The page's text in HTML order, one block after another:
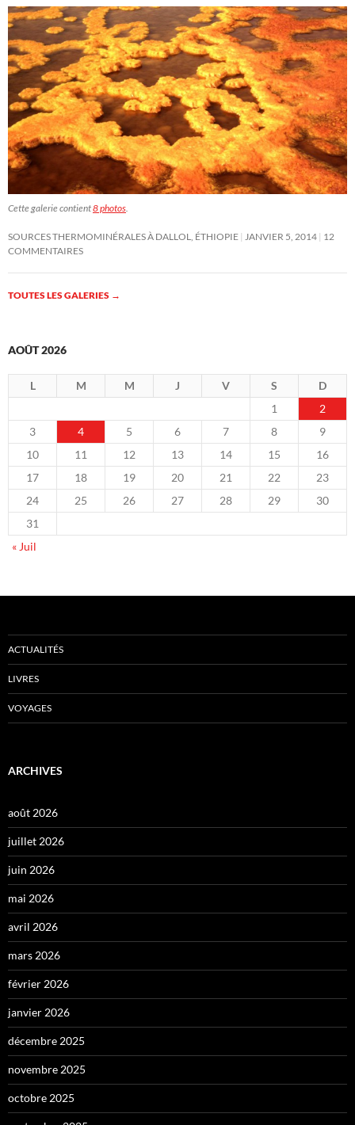
Cette galerie contient8 photos
SOURCES THERMOMINÉRALES À DALLOL, ÉTHIOPIE JANVIER 5, 2014 12
COMMENTAIRES
TOUTES LES GALERIES →
AOÛT 2026
L M M J V S
D
1
2
3
4 5 6 7 8
9
10
11 12 13 14 15
16
17
18 19 20 21 22
23
24
25 26 27 28 29
30
31
« Juil
ACTUALITÉS
LIVRES
VOYAGES
ARCHIVES
août 2026
juillet 2026
juin 2026
mai 2026
avril 2026
mars 2026
février 2026
janvier 2026
décembre 2025
novembre 2025
octobre 2025